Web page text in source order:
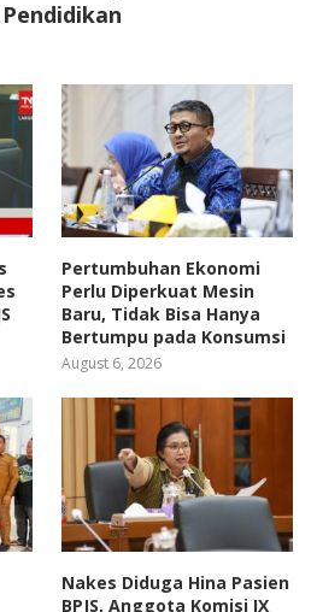
Pertumbuhan Ekonomi
Perlu Diperkuat Mesin
Baru, Tidak Bisa Hanya
Bertumpu pada Konsumsi
August 6, 2026
Nakes Diduga Hina Pasien
BPJS, Anggota Komisi IX